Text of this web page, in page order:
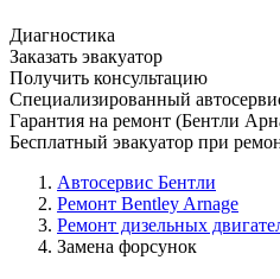
Диагностика
Заказать эвакуатор
Получить консультацию
Специализированный
Гарантия на ремонт (Бентли
Бесплатный эвакуатор при
Автосервис Бентли
Ремонт Bentley Arnage
Ремонт дизельных
Замена форсунок